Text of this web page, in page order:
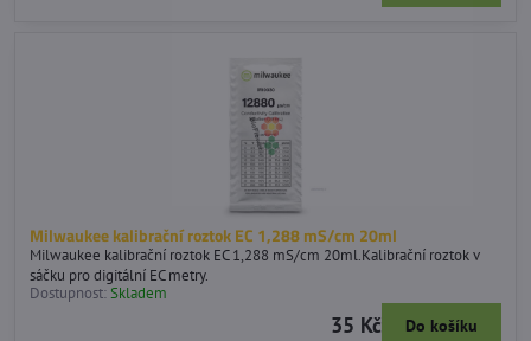
Milwaukee kalibrační roztok EC 1,288 mS/cm 20ml
Milwaukee kalibrační roztok EC 1,288 mS/cm 20ml.Kalibrační roztok v
sáčku pro digitální EC metry.
Dostupnost:Skladem
35 Kč Do košíku